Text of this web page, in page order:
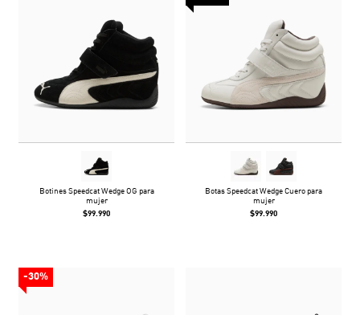
Botines Speedcat Wedge OG para
mujer
$99.990
Botas Speedcat Wedge Cuero para
mujer
$99.990
-30%